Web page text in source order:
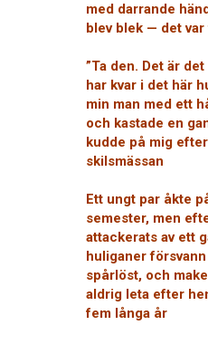
med darrande
blev blek — det var
”Ta den. Det är
har kvar i det här
min man med ett
och kastade en
kudde på mig efter
skilsmässan
Ett ungt par åkte
semester, men
attackerats av ett
huliganer
spårlöst, och
aldrig leta efter
fem långa år